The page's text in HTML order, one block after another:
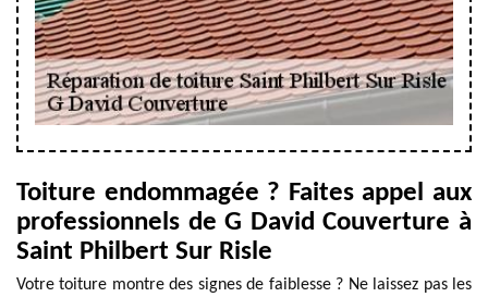
Toiture endommagée ? Faites appel aux
professionnels de G David Couverture à
Saint Philbert Sur Risle
Votre toiture montre des signes de faiblesse ? Ne laissez pas les